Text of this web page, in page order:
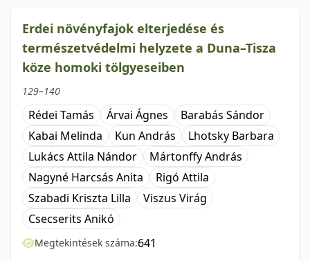
Erdei növényfajok elterjedése és
természetvédelmi helyzete a Duna–Tisza
köze homoki tölgyeseiben
129–140
Rédei Tamás Árvai Ágnes
Barabás Sándor
Kabai Melinda
Kun András
Lhotsky Barbara
Lukács Attila Nándor
Mártonffy András
Nagyné Harcsás Anita
Rigó Attila
Szabadi Kriszta Lilla
Viszus Virág
Csecserits Anikó
Megtekintések száma:641